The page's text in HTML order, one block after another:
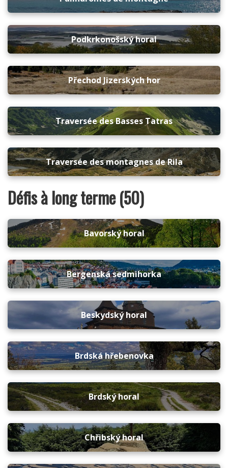
Podkrkonošský horal
Přechod Jizerských hor
Traversée des Basses Tatras
Traversée des montagnes de Rila
Défis à long terme (50)
Bavorský horal
Bergenská sedmihorka
Beskydský horal
Brdská hřebenovka
Brdský horal
Chřibský horal